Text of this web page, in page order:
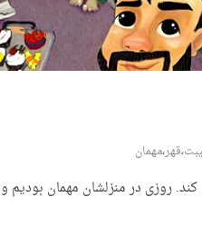
،قهر،مهمان
روزی در منزلشان مهمان